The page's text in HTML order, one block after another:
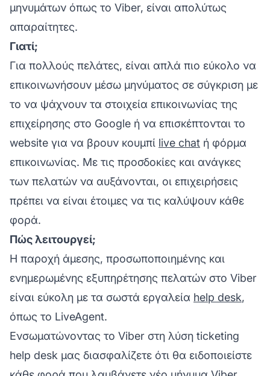
μηνυμάτων όπως το Viber, είναι απολύτως
απαραίτητες.
Γιατί;
Για πολλούς πελάτες, είναι απλά πιο εύκολο να
επικοινωνήσουν μέσω μηνύματος σε σύγκριση με
το να ψάχνουν τα στοιχεία επικοινωνίας της
επιχείρησης στο Google ή να επισκέπτονται το
website για να βρουν κουμπί live chat ή φόρμα
επικοινωνίας. Με τις προσδοκίες και ανάγκες
των πελατών να αυξάνονται, οι επιχειρήσεις
πρέπει να είναι έτοιμες να τις καλύψουν κάθε
φορά.
Πώς λειτουργεί;
Η παροχή άμεσης, προσωποποιημένης και
ενημερωμένης εξυπηρέτησης πελατών στο Viber
είναι εύκολη με τα σωστά εργαλεία help desk,
όπως το LiveAgent.
Ενσωματώνοντας το Viber στη λύση ticketing
help desk μας διασφαλίζετε ότι θα ειδοποιείστε